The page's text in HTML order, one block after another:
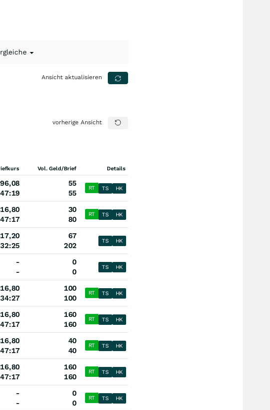
Ansicht aktualisieren
vorherige Ansicht
Vol. Geld/Brief Details
55
55
RT TS HK
30
80
RT TS HK
67
202
TS HK
-
-
0
0
TS HK
100
100
RT TS HK
160
160
RT TS HK
40
40
RT TS HK
160
160
RT TS HK
-
-
0
0
RT TS HK